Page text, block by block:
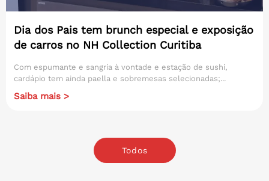
Dia dos Pais tem brunch especial e exposição
de carros no NH Collection Curitiba
Com espumante e sangria à vontade e estação de sushi,
cardápio tem ainda paella e sobremesas selecionadas;...
Saiba mais >
Todos